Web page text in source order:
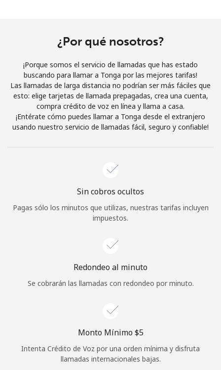
Únete
¡Hola!
Inicia sesión oREGÍSTRATE →
¿Olvidaste tu contraseña? →
o
Continuar con
¿Por qué nosotros?
¡Porque somos el servicio de llamadas que has estado
buscando para llamar a Tonga por las mejores tarifas!
Las llamadas de larga distancia no podrían ser más fáciles que
esto: elige tarjetas de llamada prepagadas, crea una cuenta,
compra crédito de voz en línea y llama a casa.
¡Entérate cómo puedes llamar a Tonga desde el extranjero
usando nuestro servicio de llamadas fácil, seguro y confiable!
Sin cobros ocultos
Pagas sólo los minutos que utilizas, nuestras tarifas incluyen
impuestos.
Redondeo al minuto
Se cobrarán las llamadas con redondeo por minuto.
Monto Mínimo ⁦$5⁩
Intenta Crédito de Voz por una orden mínima y disfruta
llamadas internacionales bajas.